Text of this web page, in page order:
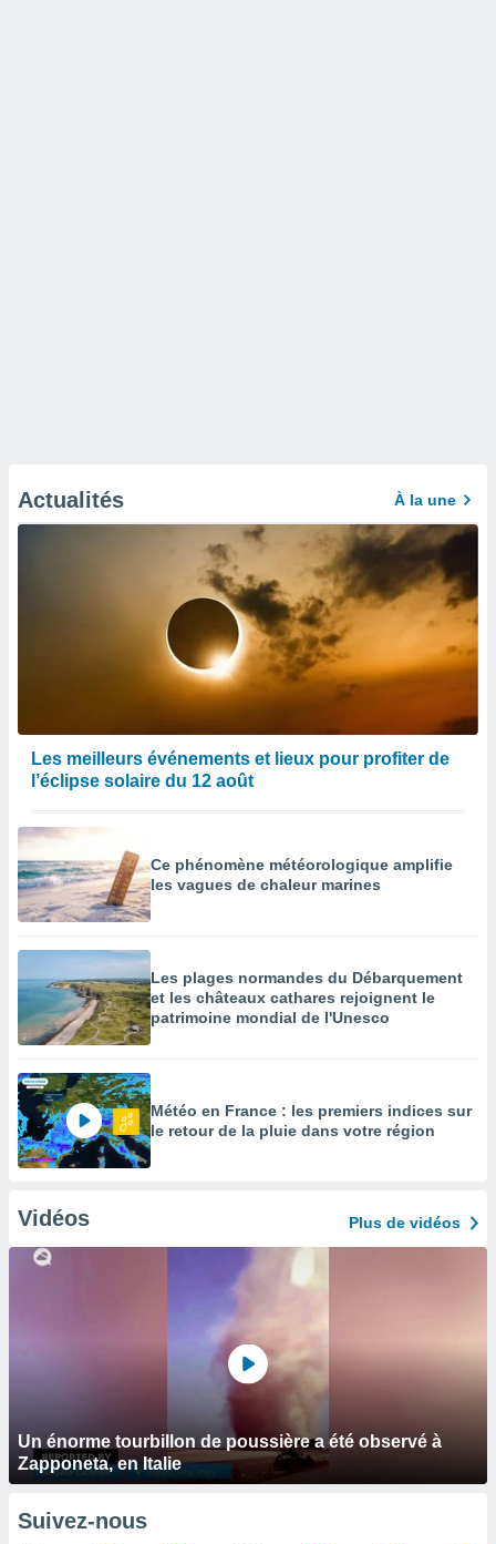
Actualités À la une
Les meilleurs événements et lieux pour profiter de
l’éclipse solaire du 12 août
Ce phénomène météorologique amplifie
les vagues de chaleur marines
Les plages normandes du Débarquement
et les châteaux cathares rejoignent le
patrimoine mondial de l'Unesco
Météo en France : les premiers indices sur
le retour de la pluie dans votre région
Vidéos Plus de vidéos
Un énorme tourbillon de poussière a été observé à
Zapponeta, en Italie
Suivez-nous